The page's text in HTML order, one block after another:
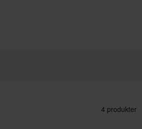
4 produkter